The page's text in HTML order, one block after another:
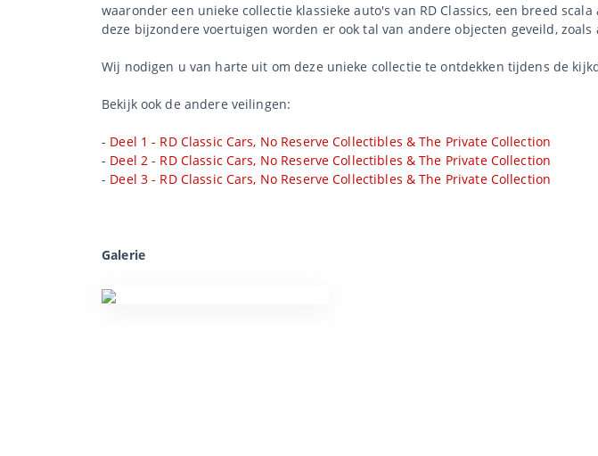
waaronder een unieke collectie klassieke auto's van RD Classics, een breed
deze bijzondere voertuigen worden er ook tal van andere objecten geveild,
Wij nodigen u van harte uit om deze unieke collectie te ontdekken tijdens de
Bekijk ook de andere veilingen:
- Deel 1 - RD Classic Cars, No Reserve Collectibles & The Private Collection
- Deel 2 - RD Classic Cars, No Reserve Collectibles & The Private Collection
- Deel 3 - RD Classic Cars, No Reserve Collectibles & The Private Collection
Galerie